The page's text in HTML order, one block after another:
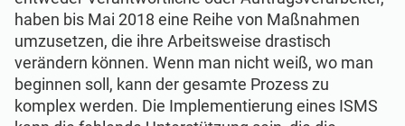
haben bis Mai 2018 eine Reihe von Maßnahmen
umzusetzen, die ihre Arbeitsweise drastisch
verändern können. Wenn man nicht weiß, wo man
beginnen soll, kann der gesamte Prozess zu
komplex werden. Die Implementierung eines ISMS